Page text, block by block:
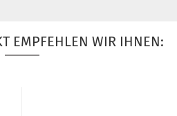
EMPFEHLEN WIR IHNEN: